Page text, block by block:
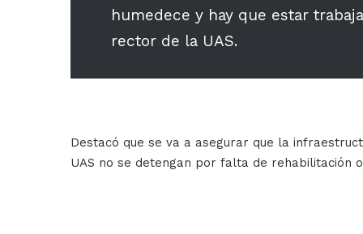
humedece y hay que estar
rector de la UAS.
Destacó que se va a asegurar que la
UAS no se detengan por falta de rehabilitación